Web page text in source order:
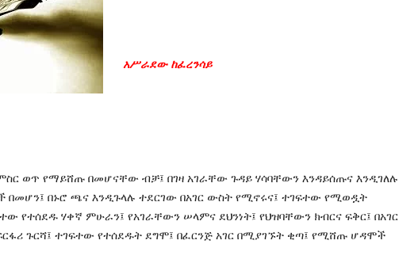
አሥራደው ከፈረንሳይ
ወጥ የማይሸጡ በመሆናቸው ብቻ፤ በገዛ አገራቸው ጉዳይ ሃሳባቸውን እንዳይሰጡና እንዲገለሉ
በመሆን፤ በኑሮ ጫና እንዲጉላሉ ተደርገው በአገር ውስት የሚኖሩና፤ ተገፍተው የሚወዷት
የተሰደዱ ሃቀኛ ምሁራን፤ የአገራቸውን ሠላምና ደህንነት፤ የህዝባቸውን ክብርና ፍቅር፤ በአገር
ጉርሻ፤ ተገፍተው የተሰደዱት ደግሞ፤ በፈርንጅ አገር በሚያገኙት ቂጣ፤ የሚሸጡ ሆዳሞች